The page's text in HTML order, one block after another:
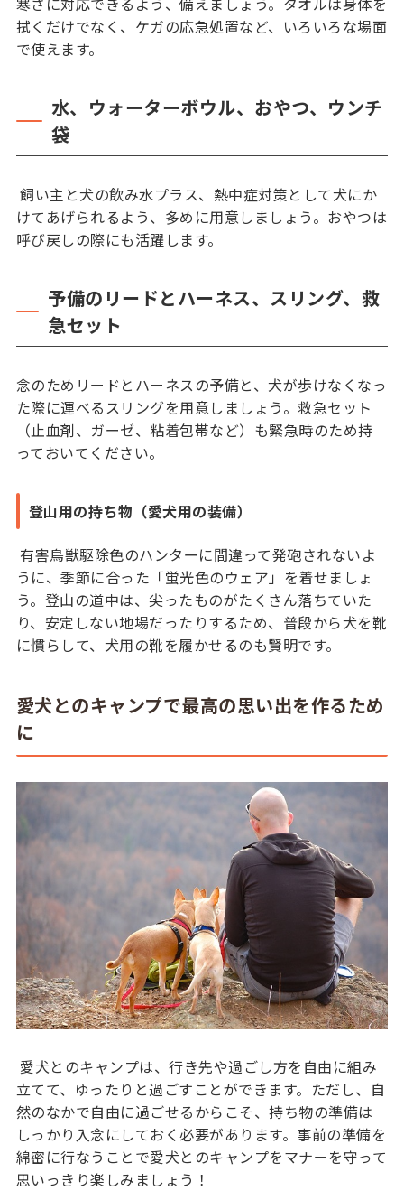
拭くだけでなく、ケガの応急処置など、いろいろな場面
で使えます。
水、ウォーターボウル、おやつ、ウンチ
袋
飼い主と犬の飲み水プラス、熱中症対策として犬にか
けてあげられるよう、多めに用意しましょう。おやつは
呼び戻しの際にも活躍します。
予備のリードとハーネス、スリング、救
急セット
念のためリードとハーネスの予備と、犬が歩けなくなっ
た際に運べるスリングを用意しましょう。救急セット
（止血剤、ガーゼ、粘着包帯など）も緊急時のため持
っておいてください。
登山用の持ち物（愛犬用の装備）
有害鳥獣駆除色のハンターに間違って発砲されないよ
うに、季節に合った「蛍光色のウェア」を着せましょ
う。登山の道中は、尖ったものがたくさん落ちていた
り、安定しない地場だったりするため、普段から犬を靴
に慣らして、犬用の靴を履かせるのも賢明です。
愛犬とのキャンプで最高の思い出を作るため
に
愛犬とのキャンプは、行き先や過ごし方を自由に組み
立てて、ゆったりと過ごすことができます。ただし、自
然のなかで自由に過ごせるからこそ、持ち物の準備は
しっかり入念にしておく必要があります。事前の準備を
綿密に行なうことで愛犬とのキャンプをマナーを守って
思いっきり楽しみましょう！